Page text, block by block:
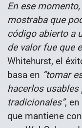
En ese
mostraba que
código abierto a
de valor fue que
Whitehurst, el
basa en “tomar
hacerlos usables
tradicionales”,
que mantiene